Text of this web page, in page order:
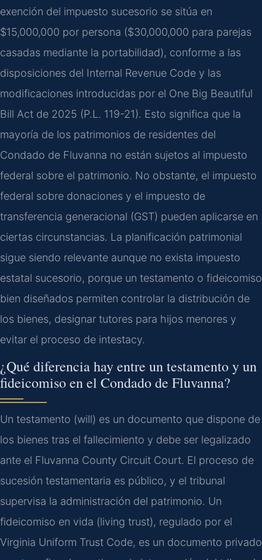
exención del impuesto sucesorio se sitúa en
$15,000,000 por persona ($30,000,000 para parejas
casadas mediante la portabilidad), conforme a las
disposiciones del Internal Revenue Code y las
modificaciones introducidas por el One Big Beautiful
Bill Act de 2025 (P.L. 119-21). Esto significa que la
mayoría de los patrimonios de residentes del
Condado de Fluvanna no están sujetos al impuesto
federal sobre el patrimonio. No obstante, el impuesto
federal sobre donaciones y el impuesto de
transferencia generacional (GST) pueden aplicarse en
ciertas circunstancias. La planificación patrimonial
sigue siendo relevante aunque no exista impuesto
estatal sucesorio, porque un testamento o fideicomiso
bien diseñados permiten controlar la distribución de
los bienes, designar tutores para hijos menores y
evitar el proceso de intestacy.
¿Qué diferencia hay entre un testamento y un
fideicomiso en el Condado de Fluvanna?
Un testamento (will) es un documento que dispone de
los bienes tras el fallecimiento y debe ser legalizado
ante el Fluvanna County Circuit Court. El proceso de
sucesión testamentaria es público, y el tribunal
supervisa la administración del patrimonio. Un
fideicomiso en vida (living trust), regulado por el
Virginia Uniform Trust Code, es un documento privado